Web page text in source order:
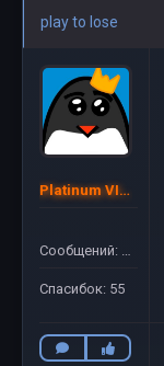
play to lose
Platinum VIP ©
Сообщений: 54
Спасибок: 55